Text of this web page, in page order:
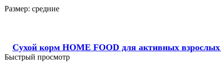
Размер: средние
Сухой корм HOME FOOD для активных
Быстрый просмотр